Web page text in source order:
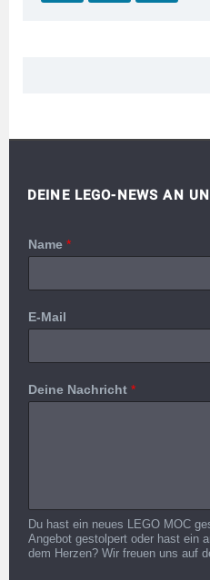
DEINE LEGO-NEWS AN
Name *
E-Mail
Deine Nachricht *
Du hast ein neues LEGO MOC
Angebot gestolpert oder hast ein
dem Herzen? Wir freuen uns auf